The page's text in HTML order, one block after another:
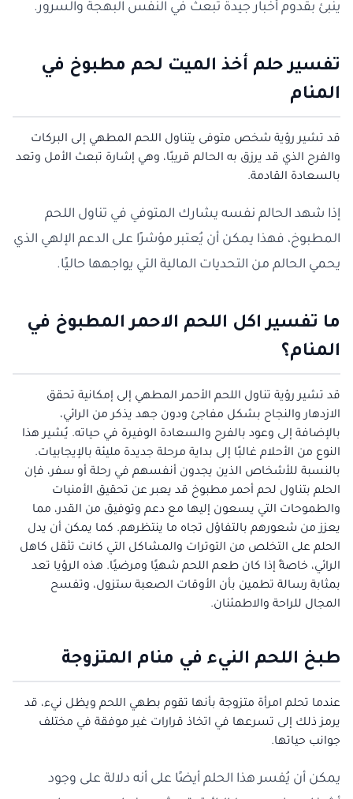
ينبئ بقدوم أخبار جيدة تبعث في النفس البهجة والسرور.
تفسير حلم أخذ الميت لحم مطبوخ في
المنام
قد تشير رؤية شخص متوفى يتناول اللحم المطهي إلى البركات
والفرح الذي قد يرزق به الحالم قريبًا، وهي إشارة تبعث الأمل وتعد
بالسعادة القادمة.
إذا شهد الحالم نفسه يشارك المتوفي في تناول اللحم
المطبوخ، فهذا يمكن أن يُعتبر مؤشرًا على الدعم الإلهي الذي
يحمي الحالم من التحديات المالية التي يواجهها حاليًا.
ما تفسير اكل اللحم الاحمر المطبوخ في
المنام؟
قد تشير رؤية تناول اللحم الأحمر المطهي إلى إمكانية تحقق
الازدهار والنجاح بشكل مفاجئ ودون جهد يذكر من الرائي،
بالإضافة إلى وعود بالفرح والسعادة الوفيرة في حياته. يُشير هذا
النوع من الأحلام غالبًا إلى بداية مرحلة جديدة مليئة بالإيجابيات.
بالنسبة للأشخاص الذين يجدون أنفسهم في رحلة أو سفر، فإن
الحلم بتناول لحم أحمر مطبوخ قد يعبر عن تحقيق الأمنيات
والطموحات التي يسعون إليها مع دعم وتوفيق من القدر، مما
يعزز من شعورهم بالتفاؤل تجاه ما ينتظرهم. كما يمكن أن يدل
الحلم على التخلص من التوترات والمشاكل التي كانت تثقل كاهل
الرائي، خاصةً إذا كان طعم اللحم شهيًا ومرضيًا. هذه الرؤيا تعد
بمثابة رسالة تطمين بأن الأوقات الصعبة ستزول، وتفسح
المجال للراحة والاطمئنان.
طبخ اللحم النيء في منام المتزوجة
عندما تحلم امرأة متزوجة بأنها تقوم بطهي اللحم ويظل نيء، قد
يرمز ذلك إلى تسرعها في اتخاذ قرارات غير موفقة في مختلف
جوانب حياتها.
يمكن أن يُفسر هذا الحلم أيضًا على أنه دلالة على وجود